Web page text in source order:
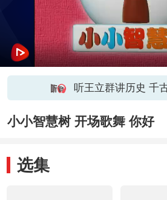
听王立群讲历史 千
小小智慧树 开场歌舞 你好
选集